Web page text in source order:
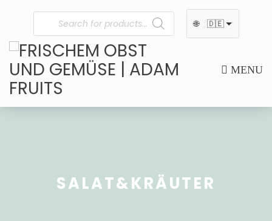
MENU
🌐 🇩🇪
SALAT&KRÄUTER